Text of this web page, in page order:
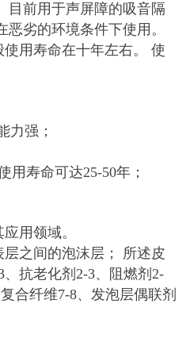
目前用于声屏障的吸音隔
劣的环境条件下使用。
用寿命在十年左右。 使
力强；
用寿命可达25-50年；
用领域。
之间的泡沫层； 所述皮
抗老化剂2-3、阻燃剂2-
合纤维7-8、发泡层偶联剂